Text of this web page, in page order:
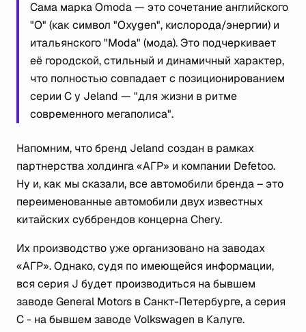
Сама марка Omoda — это сочетание английского
"O" (как символ "Oxygen", кислорода/энергии) и
итальянского "Moda" (мода). Это подчеркивает
её городской, стильный и динамичный характер,
что полностью совпадает с позиционированием
серии C у Jeland — "для жизни в ритме
современного мегаполиса".
Напомним, что бренд Jeland создан в рамках
партнерства холдинга «АГР» и компании Defetoo.
Ну и, как мы сказали, все автомобили бренда – это
переименованные автомобили двух известных
китайских суббрендов концерна Chery.
Их производство уже организовано на заводах
«АГР». Однако, судя по имеющейся информации,
вся серия J будет производиться на бывшем
заводе General Motors в Санкт-Петербурге, а серия
C - на бывшем заводе Volkswagen в Калуге.